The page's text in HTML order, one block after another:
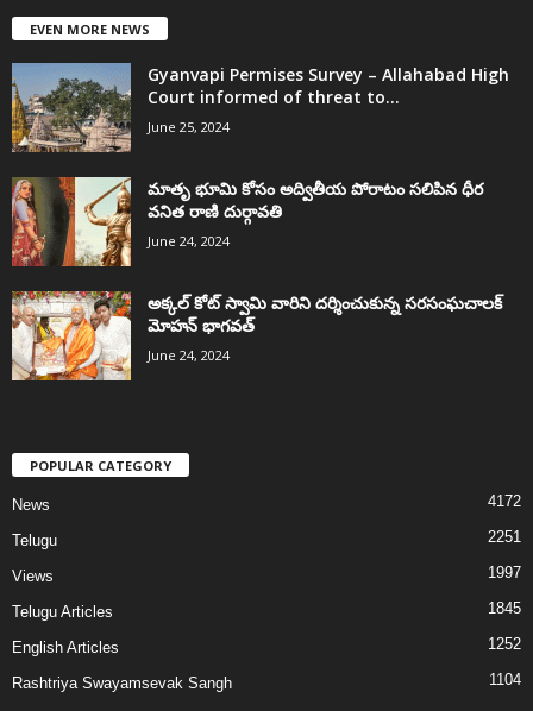
EVEN MORE NEWS
Gyanvapi Permises Survey – Allahabad High
Court informed of threat to...
June 25, 2024
మాతృ భూమి కోసం అద్వితీయ పోరాటం సలిపిన ధీర
వనిత రాణి దుర్గావతి
June 24, 2024
అక్కల్‌ కోట్‌ స్వామి వారిని దర్శించుకున్న సరసంఘచాలక్
మోహన్ భాగవత్
June 24, 2024
POPULAR CATEGORY
News 4172
Telugu 2251
Views 1997
Telugu Articles 1845
English Articles 1252
Rashtriya Swayamsevak Sangh 1104